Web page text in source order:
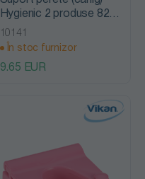
Hygienic 2 produse 82
mm, Vikan
10141
În stoc furnizor
9.65 EUR